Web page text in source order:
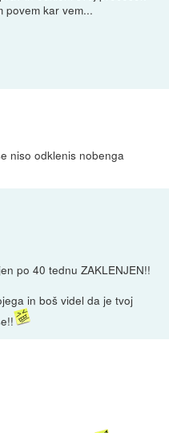
povem kar vem...
niso odklenis nobenga
po 40 tednu ZAKLENJEN!!
in boš videl da je tvoj